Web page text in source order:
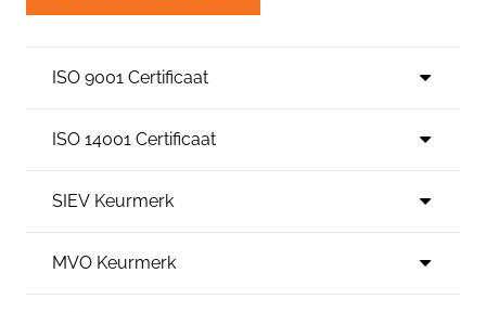
ISO 9001 Certificaat
ISO 14001 Certificaat
SIEV Keurmerk
MVO Keurmerk